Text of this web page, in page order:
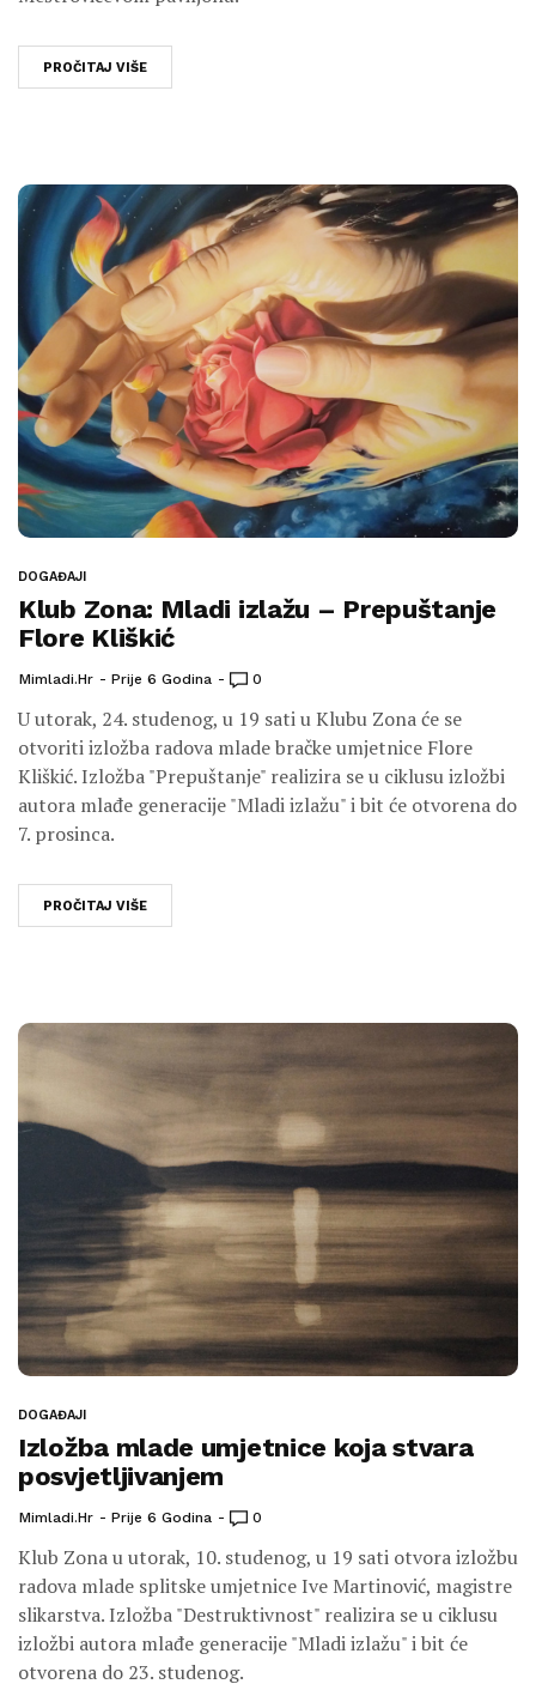
PROČITAJ VIŠE
DOGAĐAJI
Klub Zona: Mladi izlažu – Prepuštanje
Flore Kliškić
Mimladi.hr Prije 6 Godina 0
U utorak, 24. studenog, u 19 sati u Klubu Zona će se
otvoriti izložba radova mlade bračke umjetnice Flore
Kliškić. Izložba "Prepuštanje" realizira se u ciklusu izložbi
autora mlađe generacije "Mladi izlažu" i bit će otvorena do
7. prosinca.
PROČITAJ VIŠE
DOGAĐAJI
Izložba mlade umjetnice koja stvara
posvjetljivanjem
Mimladi.hr Prije 6 Godina 0
Klub Zona u utorak, 10. studenog, u 19 sati otvora izložbu
radova mlade splitske umjetnice Ive Martinović, magistre
slikarstva. Izložba "Destruktivnost" realizira se u ciklusu
izložbi autora mlađe generacije "Mladi izlažu" i bit će
otvorena do 23. studenog.